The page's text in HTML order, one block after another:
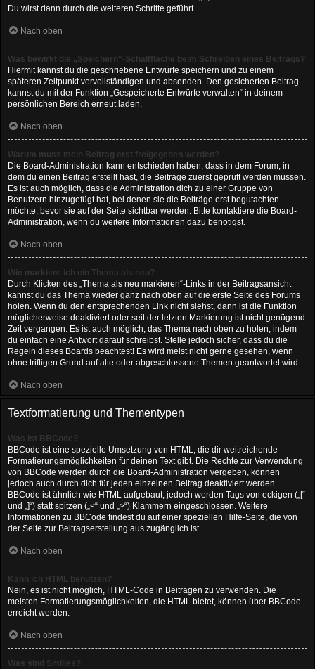
Du wirst dann durch die weiteren Schritte geführt.
Nach oben
Was bewirkt die „Speichern“-Schaltfläche beim Schreiben eines Beitrags?
Hiermit kannst du die geschriebene Entwürfe speichern und zu einem
späteren Zeitpunkt vervollständigen und absenden. Den gesicherten Beitrag
kannst du mit der Funktion „Gespeicherte Entwürfe verwalten“ in deinem
persönlichen Bereich erneut laden.
Nach oben
Warum muss mein Beitrag erst freigegeben werden?
Die Board-Administration kann entschieden haben, dass in dem Forum, in
dem du einen Beitrag erstellt hast, die Beiträge zuerst geprüft werden müssen.
Es ist auch möglich, dass die Administration dich zu einer Gruppe von
Benutzern hinzugefügt hat, bei denen sie die Beiträge erst begutachten
möchte, bevor sie auf der Seite sichtbar werden. Bitte kontaktiere die Board-
Administration, wenn du weitere Informationen dazu benötigst.
Nach oben
Wie markiere ich ein Thema als neu?
Durch Klicken des „Thema als neu markieren“-Links in der Beitragsansicht
kannst du das Thema wieder ganz nach oben auf die erste Seite des Forums
holen. Wenn du den entsprechenden Link nicht siehst, dann ist die Funktion
möglicherweise deaktiviert oder seit der letzten Markierung ist nicht genügend
Zeit vergangen. Es ist auch möglich, das Thema nach oben zu holen, indem
du einfach eine Antwort darauf schreibst. Stelle jedoch sicher, dass du die
Regeln dieses Boards beachtest! Es wird meist nicht gerne gesehen, wenn
ohne triftigen Grund auf alte oder abgeschlossene Themen geantwortet wird.
Nach oben
Textformatierung und Thementypen
Was ist BBCode?
BBCode ist eine spezielle Umsetzung von HTML, die dir weitreichende
Formatierungsmöglichkeiten für deinen Text gibt. Die Rechte zur Verwendung
von BBCode werden durch die Board-Administration vergeben, können
jedoch auch durch dich für jeden einzelnen Beitrag deaktiviert werden.
BBCode ist ähnlich wie HTML aufgebaut, jedoch werden Tags von eckigen („[“
und „]“) statt spitzen („<“ und „>“) Klammern eingeschlossen. Weitere
Informationen zu BBCode findest du auf einer speziellen Hilfe-Seite, die von
der Seite zur Beitragserstellung aus zugänglich ist.
Nach oben
Kann ich HTML benutzen?
Nein, es ist nicht möglich, HTML-Code in Beiträgen zu verwenden. Die
meisten Formatierungsmöglichkeiten, die HTML bietet, können über BBCode
erreicht werden.
Nach oben
Was sind Smilies?